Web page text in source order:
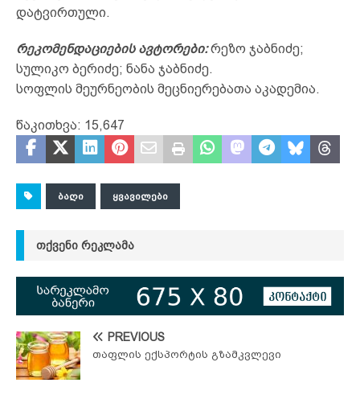
დატვირთული.
რეკომენდაციების ავტორები:რეზო ჯაბნიძე;
სულიკო ბერიძე; ნანა ჯაბნიძე.
სოფლის მეურნეობის მეცნიერებათა აკადემია.
წაკითხვა: 15,647
ᲑᲐᲦᲘ ᲧᲕᲐᲕᲘᲚᲔᲑᲘ
ᲗᲥᲕᲔᲜᲘ ᲠᲔᲙᲚᲐᲛᲐ
PREVIOUS
თაფლის ექსპორტის გზამკვლევი